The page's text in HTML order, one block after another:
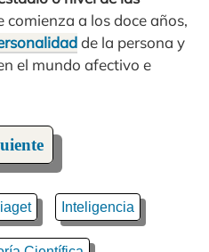
comienza a los doce años,
de la persona y
el mundo afectivo e
Inteligencia